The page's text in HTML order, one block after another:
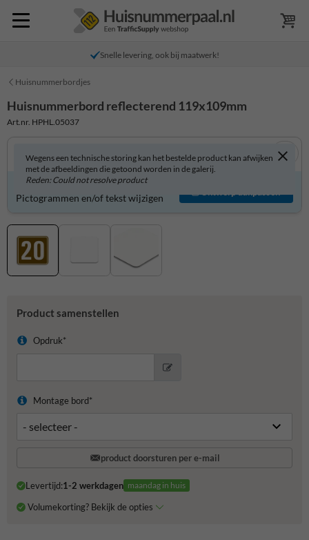
Snelle levering, ook bij maatwerk!
Huisnummerbordjes
Huisnummerbord reflecterend 119x109mm
Art.nr. HPHL.05037
Wegens een technische storing kan het bestelde product kan afwijken
met de afbeeldingen die getoond worden in de galerij.
Reden: Could not resolve product
Huisnummerbord zelf aanpassen?
Pictogrammen en/of tekst wijzigen
Ontwerp aanpassen
Product samenstellen
Opdruk*
Montage bord*
product doorsturen per e-mail
Levertijd:1-2 werkdagen maandag in huis
Volumekorting? Bekijk de opties